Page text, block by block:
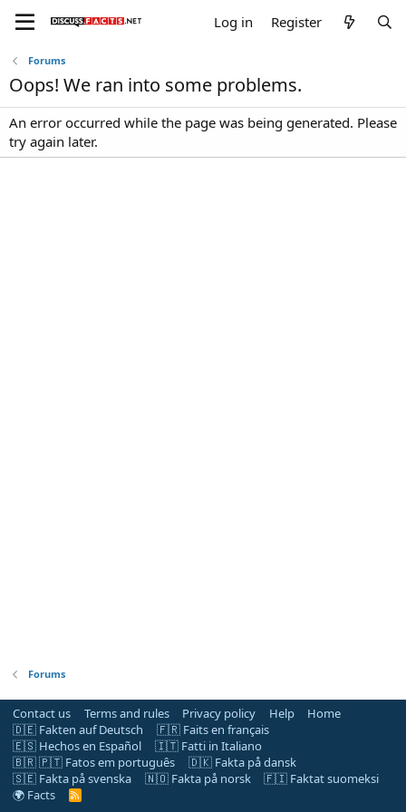
Log in Register
Forums
Oops! We ran into some problems.
An error occurred while the page was being generated. Please
try again later.
Forums
Contact us Terms and rules Privacy policy Help
Home
🇩🇪 Fakten auf Deutsch
🇫🇷 Faits en français
🇪🇸 Hechos en Español
🇮🇹 Fatti in Italiano
🇧🇷 🇵🇹 Fatos em português
🇩🇰 Fakta på dansk
🇸🇪 Fakta på svenska
🇳🇴 Fakta på norsk
🇫🇮 Faktat suomeksi
🌍 Facts
R